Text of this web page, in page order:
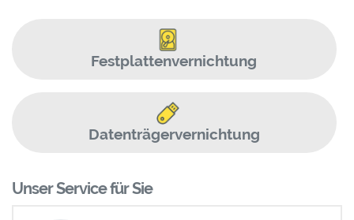
Festplattenvernichtung
Datenträgervernichtung
Unser Service für Sie